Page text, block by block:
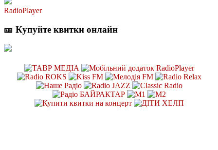
RadioPlayer
🎫 Купуйте квитки онлайн